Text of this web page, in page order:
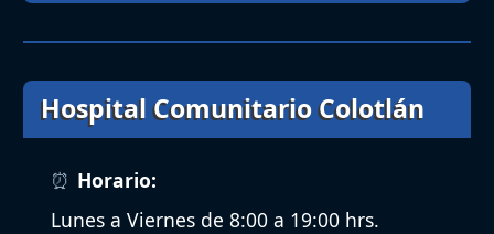
Hospital Comunitario Colotlán
Horario:
Lunes a Viernes de 8:00 a 19:00 hrs.